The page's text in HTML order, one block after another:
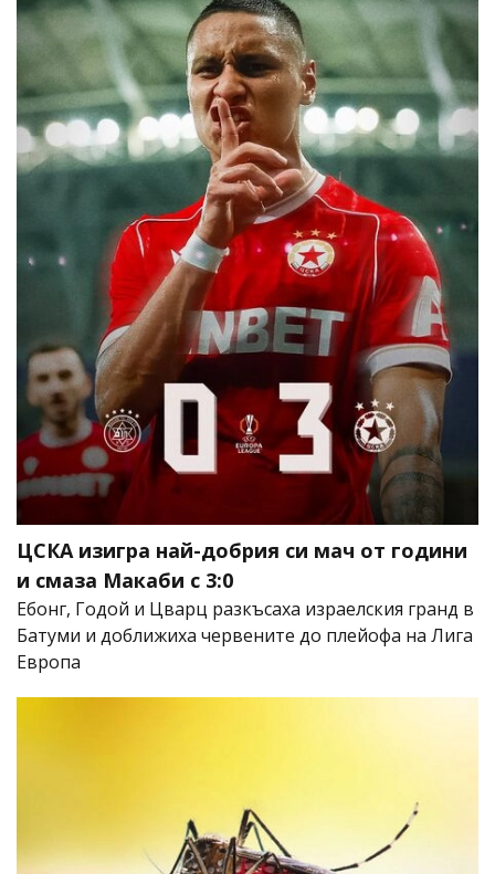
ЦСКА изигра най-добрия си мач от години
и смаза Макаби с 3:0
Ебонг, Годой и Цварц разкъсаха израелския гранд в
Батуми и доближиха червените до плейофа на Лига
Европа